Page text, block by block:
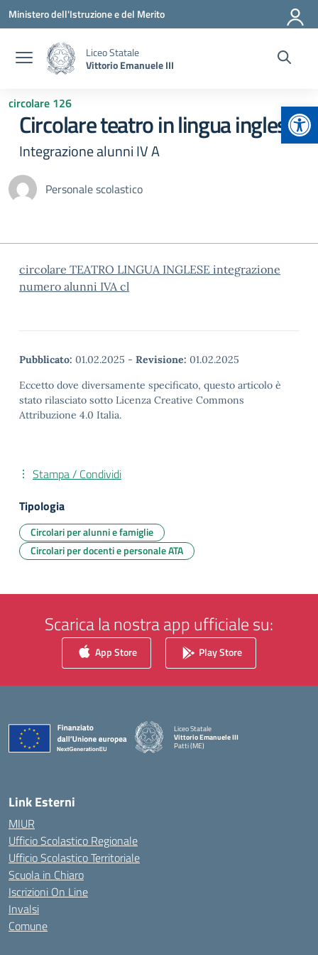
Vai ai contenuti
Vai al menu di navigazione
Vai al footer
Ministero dell'Istruzione e del Merito
Liceo Statale
Vittorio Emanuele III
circolare 126
Circolare teatro in lingua inglese
Integrazione alunni IV A
Personale scolastico
circolare TEATRO LINGUA INGLESE integrazione
numero alunni IVA cl
Pubblicato: 01.02.2025 - Revisione: 01.02.2025
Eccetto dove diversamente specificato, questo articolo è
stato rilasciato sotto Licenza Creative Commons
Attribuzione 4.0 Italia.
Stampa / Condividi
Tipologia
Circolari per alunni e famiglie
Circolari per docenti e personale ATA
Scarica la nostra app ufficiale su:
App Store Play Store
Liceo Statale
Vittorio Emanuele III
Patti (ME)
Link Esterni
MIUR
Ufficio Scolastico Regionale
Ufficio Scolastico Territoriale
Scuola in Chiaro
Iscrizioni On Line
Invalsi
Comune